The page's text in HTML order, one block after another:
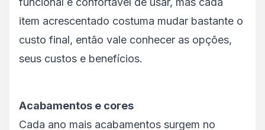
item acrescentado costuma mudar bastante o
custo final, então vale conhecer as opções,
seus custos e benefícios.
Acabamentos e cores
Cada ano mais acabamentos surgem no